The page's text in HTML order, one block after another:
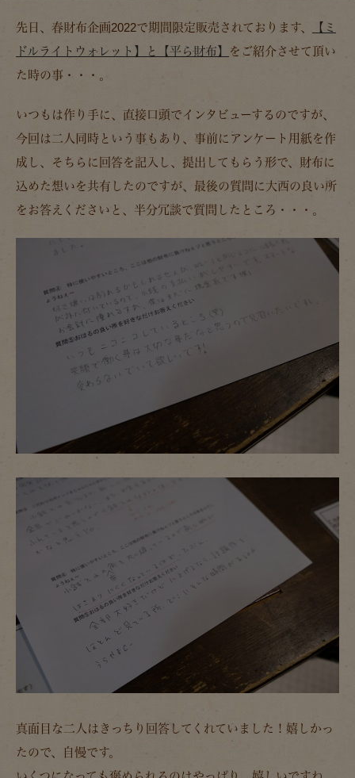
先日、春財布企画2022で期間限定販売されております、
【ミ
ドルライトウォレット】と【平ら財布】
をご紹介させて頂い
た時の事・・・。
いつもは作り手に、直接口頭でインタビューするのですが、
今回は二人同時という事もあり、事前にアンケート用紙を作
成し、そちらに回答を記入し、提出してもらう形で、財布に
込めた想いを共有したのですが、最後の質問に大西の良い所
をお答えくださいと、半分冗談で質問したところ・・・。
真面目な二人はきっちり回答してくれていました！嬉しかっ
たので、自慢です。